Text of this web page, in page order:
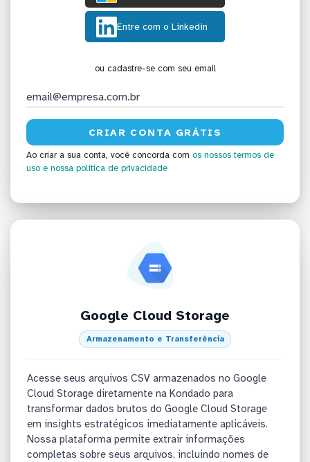
Entre com o Linkedin
ou cadastre-se com seu email
Ao criar a sua conta, você concorda com os nossos termos de
uso e nossa política de privacidade
Google Cloud Storage
Armazenamento e Transferência
Acesse seus arquivos CSV armazenados no Google
Cloud Storage diretamente na Kondado para
transformar dados brutos do Google Cloud Storage
em insights estratégicos imediatamente aplicáveis.
Nossa plataforma permite extrair informações
completas sobre seus arquivos, incluindo nomes de